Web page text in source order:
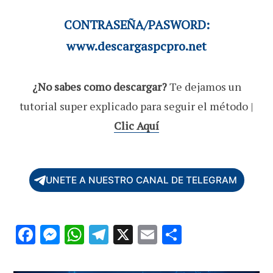
CONTRASEÑA/PASWORD:
www.descargaspcpro.net
¿No sabes como descargar?Te dejamos un
tutorial super explicado para seguir el método |
Clic Aquí
UNETE A NUESTRO CANAL DE TELEGRAM
F M W T X E